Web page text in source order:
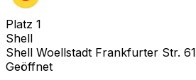
Platz 1
Shell
Shell Woellstadt Frankfurter Str. 61
Geöffnet